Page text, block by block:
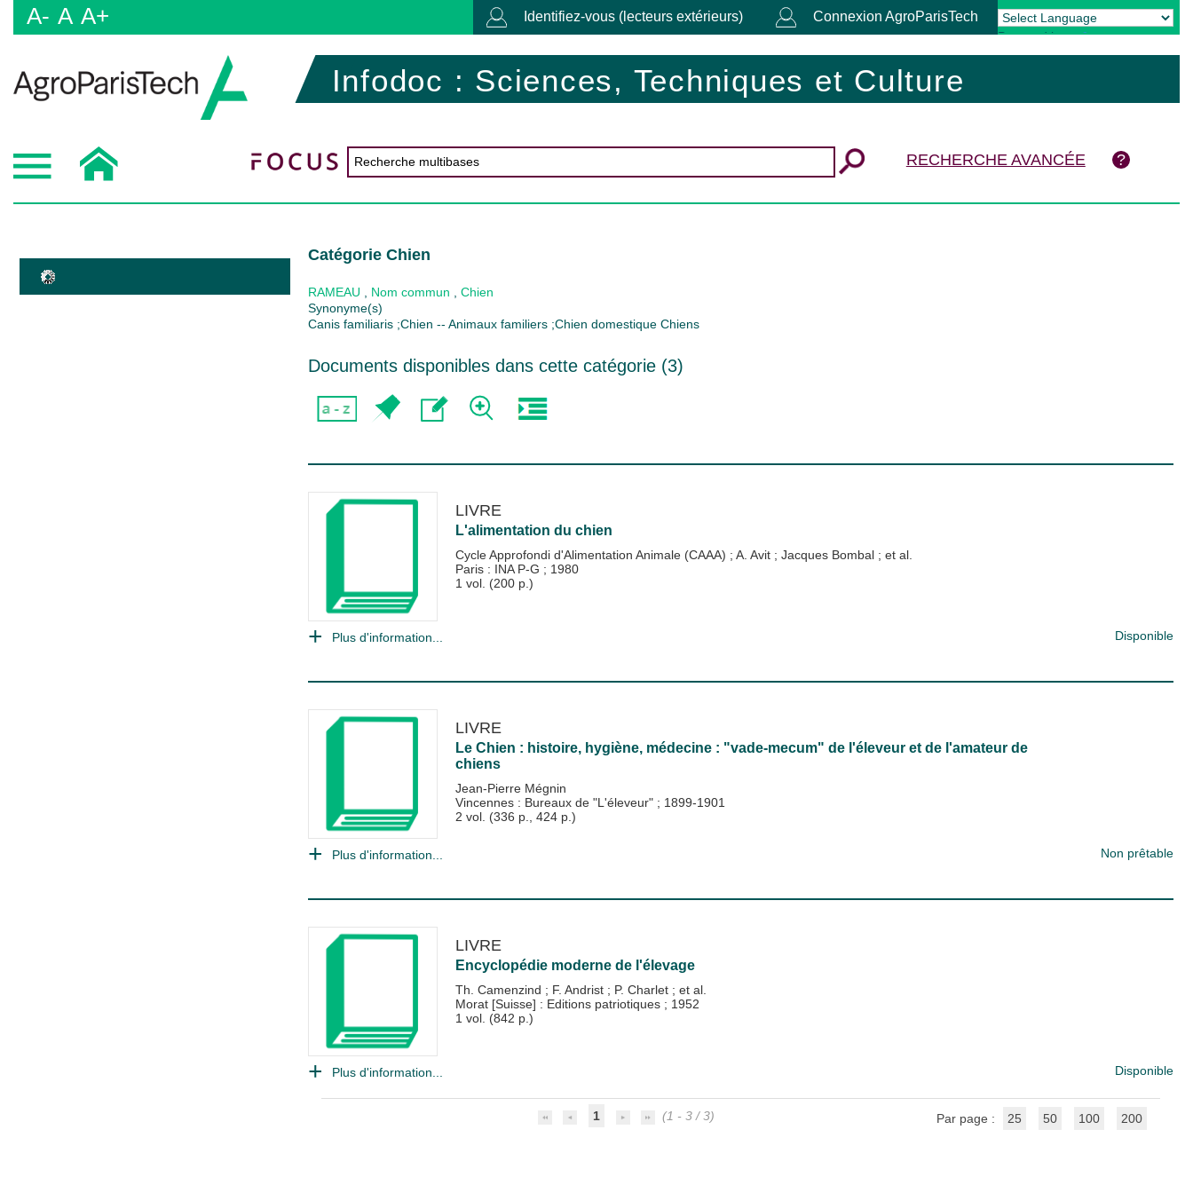
A- A A+ Identifiez-vous (lecteurs extérieurs) Connexion AgroParisTech
Powered by Translate
Infodoc : Sciences, Techniques et Culture
RECHERCHE AVANCÉE
Catégorie Chien
RAMEAU Nom commun
Chien
Synonyme(s)
Canis familiaris ;Chien -- Animaux familiers ;Chien domestique Chiens
Documents disponibles dans cette catégorie (3)
LIVRE
L'alimentation du chien
Cycle Approfondi d'Alimentation Animale (CAAA) ; A. Avit ; Jacques Bombal ; et al.
Paris : INA P-G ; 1980
1 vol. (200 p.)
Plus d'information... Disponible
LIVRE
Le Chien : histoire, hygiène, médecine : "vade-mecum" de l'éleveur et de l'amateur de
chiens
Jean-Pierre Mégnin
Vincennes : Bureaux de "L'éleveur" ; 1899-1901
2 vol. (336 p., 424 p.)
Plus d'information... Non prêtable
LIVRE
Encyclopédie moderne de l'élevage
Th. Camenzind ; F. Andrist ; P. Charlet ; et al.
Morat [Suisse] : Editions patriotiques ; 1952
1 vol. (842 p.)
Plus d'information... Disponible
1 (1 - 3 / 3) Par page : 25 50 100 200